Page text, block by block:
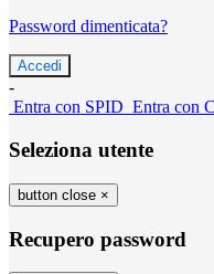
Password dimenticata?
-
Entra con SPID Entra con
Seleziona utente
button close ×
Recupero password